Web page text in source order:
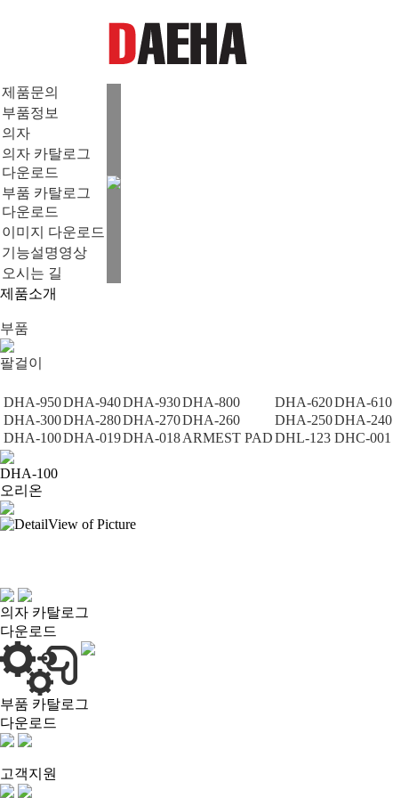
제품문의
부품정보
의자
의자 카탈로그
다운로드
부품 카탈로그
다운로드
이미지 다운로드
기능설명영상
오시는 길
제품소개
부품
팔걸이
DHA-950DHA-940DHA-930DHA-800 DHA-620DHA-610
DHA-300DHA-280DHA-270DHA-260 DHA-250DHA-240
DHA-100DHA-019DHA-018ARMEST PADDHL-123 DHC-001
DHA-100
오리온
의자 카탈로그
다운로드
부품 카탈로그
다운로드
고객지원